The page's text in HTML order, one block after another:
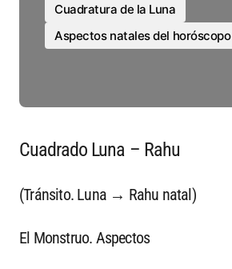
Cuadratura de la Luna
Aspectos natales del horóscopo
Cuadrado Luna – Rahu
(Tránsito. Luna → Rahu natal)
El Monstruo. Aspectos